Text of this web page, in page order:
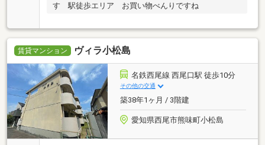
す 駅徒歩エリア お買い物べんりですね
賃貸マンション ヴィラ小松島
名鉄西尾線 西尾口駅 徒歩10分
その他の交通
築38年1ヶ月 / 3階建
愛知県西尾市熊味町小松島